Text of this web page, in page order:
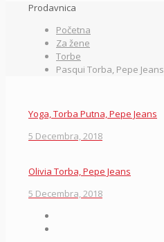
Prodavnica
Početna
Za žene
Torbe
Pasqui Torba, Pepe Jeans
Yoga, Torba Putna, Pepe Jeans
5 Decembra, 2018
Olivia Torba, Pepe Jeans
5 Decembra, 2018